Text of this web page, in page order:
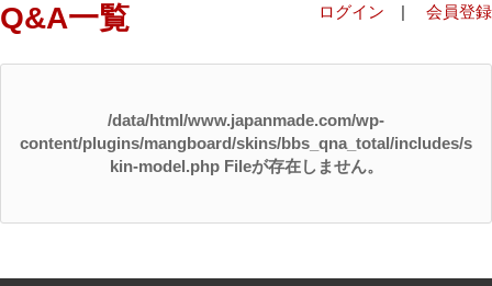
Q&A一覧 ログイン | 会員登録
/data/html/www.japanmade.com/wp-
content/plugins/mangboard/skins/bbs_qna_total/includes/s
kin-model.php Fileが存在しません。